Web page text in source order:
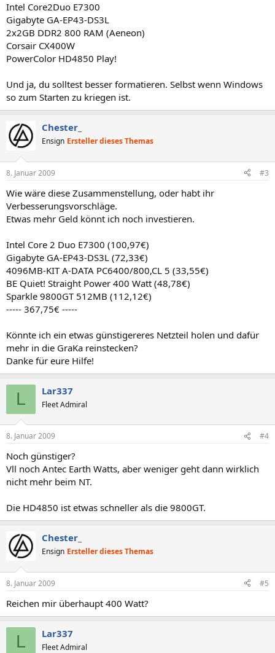
Intel Core2Duo E7300
Gigabyte GA-EP43-DS3L
2x2GB DDR2 800 RAM (Aeneon)
Corsair CX400W
PowerColor HD4850 Play!
Und ja, du solltest besser formatieren. Selbst wenn Windows
so zum Starten zu kriegen ist.
Chester_
Ensign Ersteller dieses Themas
8. Januar 2009 #3
Wie wäre diese Zusammenstellung, oder habt ihr
Verbesserungsvorschläge.
Etwas mehr Geld könnt ich noch investieren.
Intel Core 2 Duo E7300 (100,97€)
Gigabyte GA-EP43-DS3L (72,33€)
4096MB-KIT A-DATA PC6400/800,CL 5 (33,55€)
BE Quiet! Straight Power 400 Watt (48,78€)
Sparkle 9800GT 512MB (112,12€)
----- 367,75€ -----
Könnte ich ein etwas günstigereres Netzteil holen und dafür
mehr in die GraKa reinstecken?
Danke für eure Hilfe!
L Lar337
Fleet Admiral
8. Januar 2009 #4
Noch günstiger?
Vll noch Antec Earth Watts, aber weniger geht dann wirklich
nicht mehr beim NT.
Die HD4850 ist etwas schneller als die 9800GT.
Chester_
Ensign Ersteller dieses Themas
8. Januar 2009 #5
Reichen mir überhaupt 400 Watt?
L Lar337
Fleet Admiral